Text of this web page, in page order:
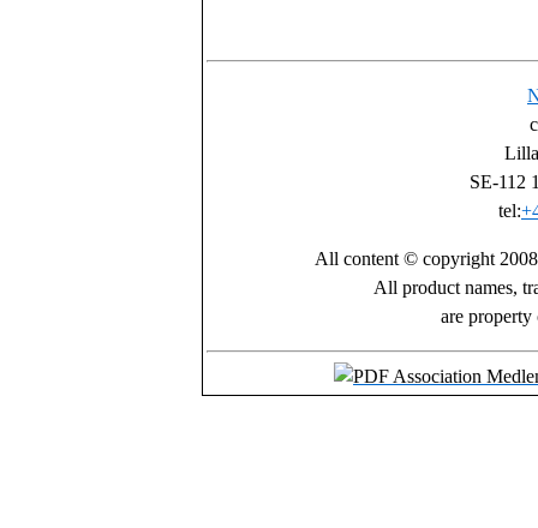
SE-112
tel:
All content © copyright
All product names,
are property